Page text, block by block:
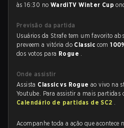
às 16:30 no WardiTV Winter Cup
Previsão da partida
Usuários da Strafe tem um favorito
preveem a vitória do Classic com
dos votos para Rogue .
Onde assistir
Assista Classic vs Rogueao vivo na
Youtube. Para assistir a mais partidas
Calendário de partidas de SC2 .
Acompanhe toda a ação que acontece